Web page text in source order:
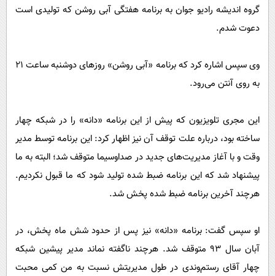
گروه اندیشه رادیو جوان به برنامه هفتگی آبی روشن که تولیدی است
دعوت شدم.
وی سپس اشاره کرد که برنامه «آبی روشن» روزهای دوشنبه ساعت 21
به روی آنتن می‌رود.
این مجری تلویزیون که پیش از این برنامه «دانه» را در شبکه چهار
ساخته بود، درباره علت توقف آن نیز اظهار کرد: این برنامه توسط مدیر
وقت و با آغاز مدیریت‌های جدید در صداوسیما متوقف شد؛ البته به ما
پیشنهاد شد که این برنامه ضبط شده تولید شود که ما قبول نکردیم.
هرچند آخرین برنامه ضبط شده پخش شد.
او سپس گفت: برنامه «دانه» نیز پس از حدود شش ماه پخش، در
آبان سال 93 متوقف شد. هرچند ناگفته نماند مدیر پیشین شبکه
چهار آقای رستم‌وندی در طول مدیریتش نسبت به من کمی محبت